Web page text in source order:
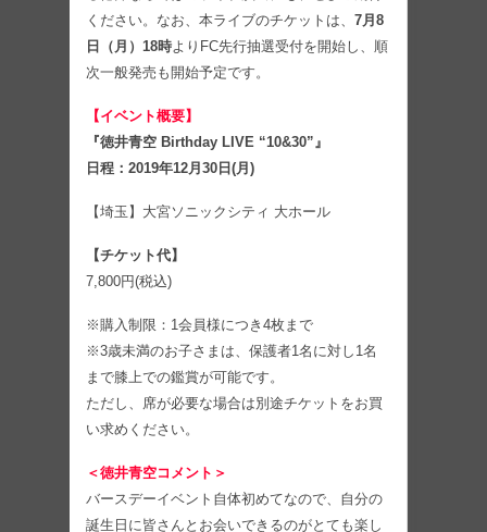
ください。なお、本ライブのチケットは、 7月8
日（月）18時よりFC先行抽選受付を開始し、順
次一般発売も開始予定です。
【イベント概要】
『徳井青空 Birthday LIVE “10&30”』
日程：2019年12月30日(月)
【埼玉】大宮ソニックシティ 大ホール
【チケット代】
7,800円(税込)
※購入制限：1会員様につき4枚まで
※3歳未満のお子さまは、保護者1名に対し1名
まで膝上での鑑賞が可能です。
ただし、席が必要な場合は別途チケットをお買
い求めください。
＜徳井青空コメント＞
バースデーイベント自体初めてなので、自分の
誕生日に皆さんとお会いできるのがとても楽し